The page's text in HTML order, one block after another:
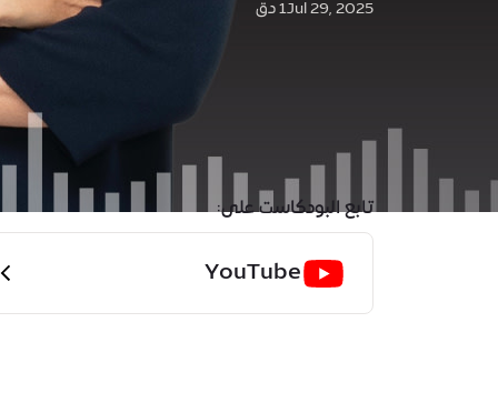
Jul 29, 20251 دق
تابع البودكاست على:
YouTube